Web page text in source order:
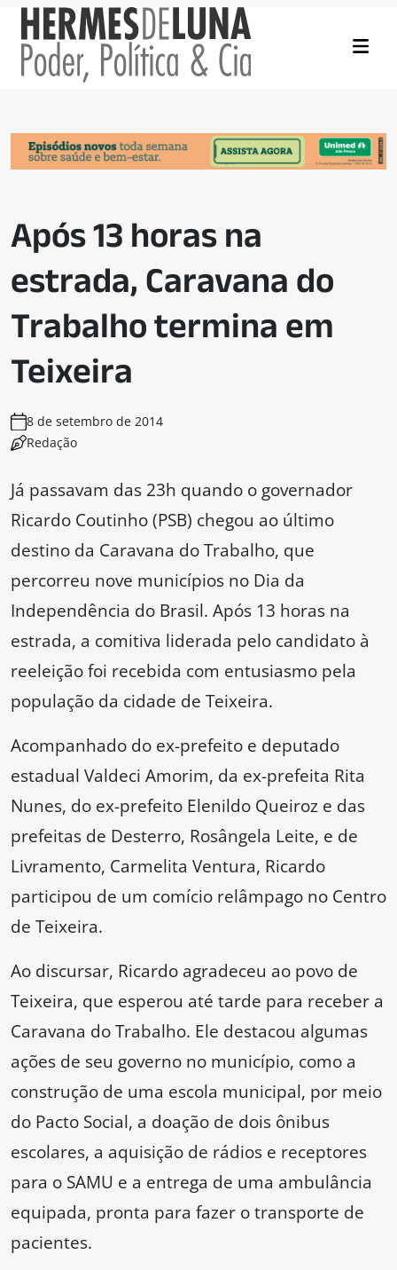
Após 13 horas na
estrada, Caravana do
Trabalho termina em
Teixeira
8 de setembro de 2014
Redação
Já passavam das 23h quando o governador
Ricardo Coutinho (PSB) chegou ao último
destino da Caravana do Trabalho, que
percorreu nove municípios no Dia da
Independência do Brasil. Após 13 horas na
estrada, a comitiva liderada pelo candidato à
reeleição foi recebida com entusiasmo pela
população da cidade de Teixeira.
Acompanhado do ex-prefeito e deputado
estadual Valdeci Amorim, da ex-prefeita Rita
Nunes, do ex-prefeito Elenildo Queiroz e das
prefeitas de Desterro, Rosângela Leite, e de
Livramento, Carmelita Ventura, Ricardo
participou de um comício relâmpago no Centro
de Teixeira.
Ao discursar, Ricardo agradeceu ao povo de
Teixeira, que esperou até tarde para receber a
Caravana do Trabalho. Ele destacou algumas
ações de seu governo no município, como a
construção de uma escola municipal, por meio
do Pacto Social, a doação de dois ônibus
escolares, a aquisição de rádios e receptores
para o SAMU e a entrega de uma ambulância
equipada, pronta para fazer o transporte de
pacientes.